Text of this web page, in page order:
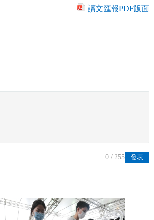
讀文匯報PDF版面
發表
0 / 255